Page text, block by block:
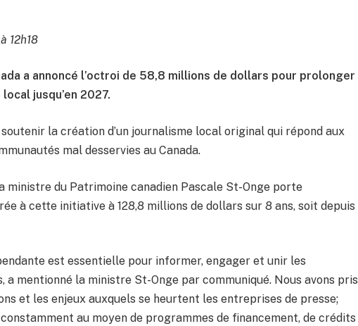
12h18
a annoncé l’octroi de 58,8 millions de dollars pour prolonger
jusqu’en 2027.
la création d’un journalisme local original qui répond aux
mal desservies au Canada.
ministre du Patrimoine canadien Pascale St-Onge porte
à cette initiative à 128,8 millions de dollars sur 8 ans, soit depuis
est essentielle pour informer, engager et unir les
a mentionné la ministre St-Onge par communiqué. Nous avons pris
et les enjeux auxquels se heurtent les entreprises de presse;
au moyen de programmes de financement, de crédits